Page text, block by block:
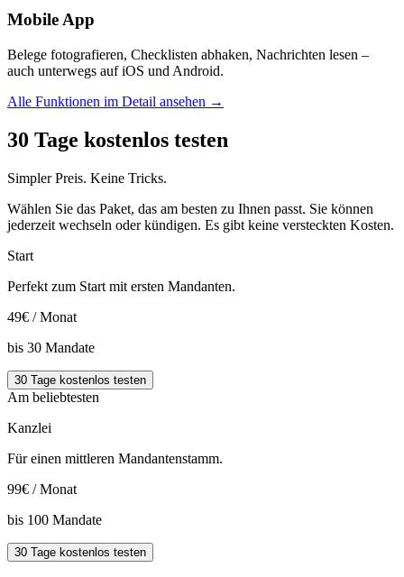
Mobile App
Belege fotografieren, Checklisten abhaken, Nachrichten lesen –
auch unterwegs auf iOS und Android.
Alle Funktionen im Detail ansehen →
30 Tage kostenlos testen
Simpler Preis. Keine Tricks.
Wählen Sie das Paket, das am besten zu Ihnen passt. Sie können
jederzeit wechseln oder kündigen. Es gibt keine versteckten Kosten.
Start
Perfekt zum Start mit ersten Mandanten.
49€ / Monat
bis 30 Mandate
30 Tage kostenlos testen
Am beliebtesten
Kanzlei
Für einen mittleren Mandantenstamm.
99€ / Monat
bis 100 Mandate
30 Tage kostenlos testen